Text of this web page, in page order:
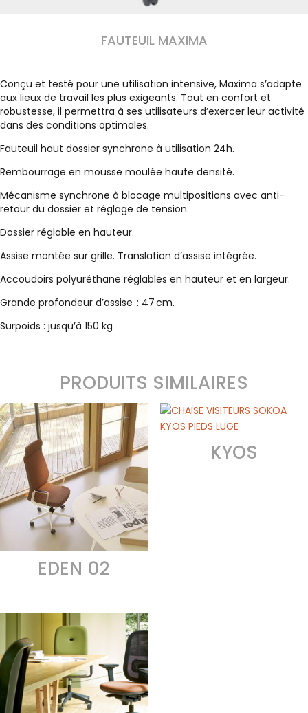
FAUTEUIL MAXIMA
Conçu et testé pour une utilisation intensive, Maxima s’adapte
aux lieux de travail les plus exigeants. Tout en confort et
robustesse, il permettra à ses utilisateurs d’exercer leur activité
dans des conditions optimales.
Fauteuil haut dossier synchrone à utilisation 24h.
Rembourrage en mousse moulée haute densité.
Mécanisme synchrone à blocage multipositions avec anti-
retour du dossier et réglage de tension.
Dossier réglable en hauteur.
Assise montée sur grille. Translation d’assise intégrée.
Accoudoirs polyuréthane réglables en hauteur et en largeur.
Grande profondeur d’assise : 47 cm.
Surpoids : jusqu’à 150 kg
PRODUITS SIMILAIRES
EDEN 02
KYOS